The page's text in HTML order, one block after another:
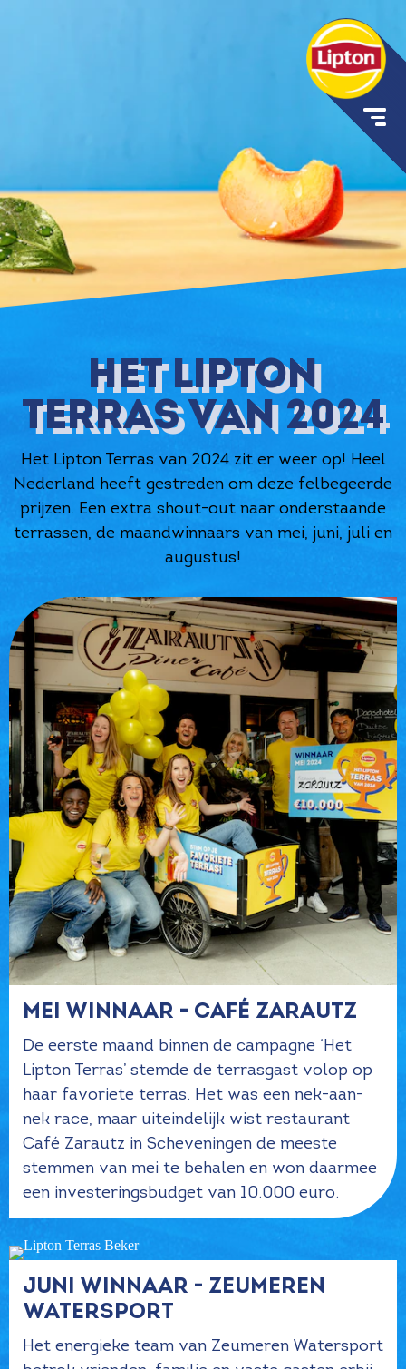
HET LIPTON
TERRAS VAN 2024
Het Lipton Terras van 2024 zit er weer op! Heel
Nederland heeft gestreden om deze felbegeerde
prijzen. Een extra shout-out naar onderstaande
terrassen, de maandwinnaars van mei, juni, juli en
augustus!
Mei winnaar - Café Zarautz
De eerste maand binnen de campagne ‘Het
Lipton Terras’ stemde de terrasgast volop op
haar favoriete terras. Het was een nek-aan-
nek race, maar uiteindelijk wist restaurant
Café Zarautz in Scheveningen de meeste
stemmen van mei te behalen en won daarmee
een investeringsbudget van 10.000 euro.
Juni winnaar - Zeumeren
Watersport
Het energieke team van Zeumeren Watersport